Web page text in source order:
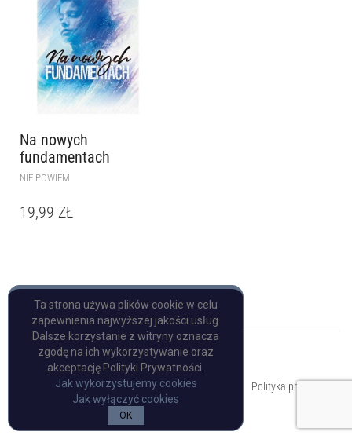
Na nowych
fundamentach
NIE POWIEM
19,99 ZŁ
Copyright © Pulp Books
Polityka prywatności
Ta strona używa plików cookie w celu
zapewnienia najwyższej jakości usług.
Dalsze korzystanie z witryny oznacza
zgodę na ich wykorzystywanie oraz
akceptację Polityki Prywatności.
Jak wykorzystujemy cookies
Jak wyłączyć cookies
OK